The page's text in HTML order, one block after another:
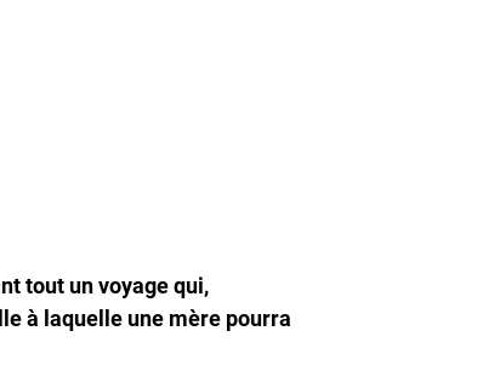
tout un voyage qui,
à laquelle une mère pourra